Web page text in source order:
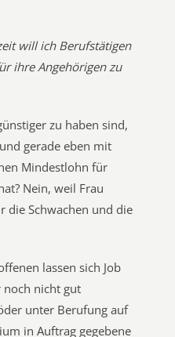
will ich Berufstätigen
ihre Angehörigen zu
zu haben sind,
gerade eben mit
Mindestlohn für
Nein, weil Frau
die Schwachen und die
lassen sich Job
nicht gut
unter Berufung auf
in Auftrag gegebene